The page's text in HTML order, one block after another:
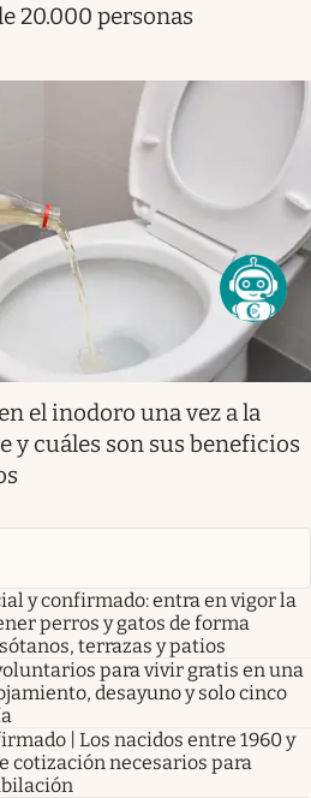
20.000 personas
el inodoro una vez a la
y cuáles son sus beneficios
y confirmado: entra en vigor la
perros y gatos de forma
terrazas y patios
para vivir gratis en una
desayuno y solo cinco
| Los nacidos entre 1960 y
cotización necesarios para